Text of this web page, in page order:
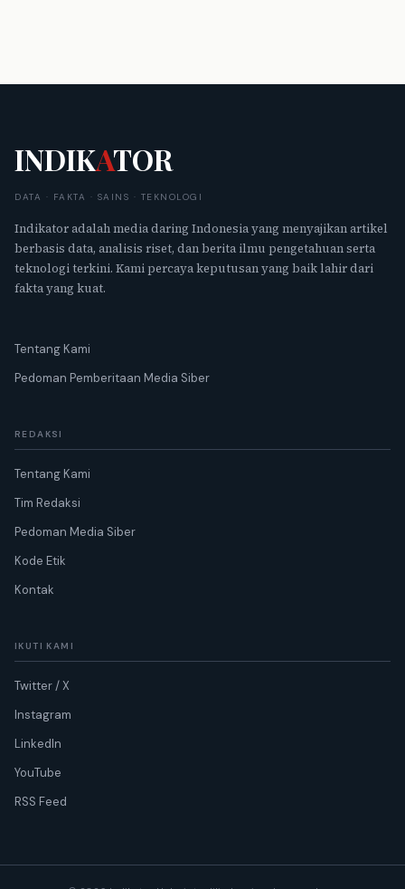
INDIKATOR
DATA · FAKTA · SAINS · TEKNOLOGI
Indikator adalah media daring Indonesia yang menyajikan artikel
berbasis data, analisis riset, dan berita ilmu pengetahuan serta
teknologi terkini. Kami percaya keputusan yang baik lahir dari
fakta yang kuat.
Tentang Kami
Pedoman Pemberitaan Media Siber
REDAKSI
Tentang Kami
Tim Redaksi
Pedoman Media Siber
Kode Etik
Kontak
IKUTI KAMI
Twitter / X
Instagram
LinkedIn
YouTube
RSS Feed